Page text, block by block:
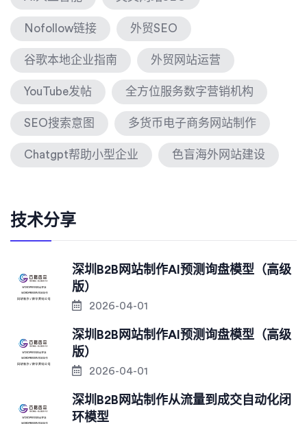
Nofollow链接 外贸SEO
谷歌本地企业指南 外贸网站运营
YouTube发帖 全方位服务数字营销机构
SEO搜索意图 多货币电子商务网站制作
Chatgpt帮助小型企业 色盲海外网站建设
技术分享
深圳B2B网站制作AI预测询盘模型（高级
版）
2026-04-01
深圳B2B网站制作AI预测询盘模型（高级
版）
2026-04-01
深圳B2B网站制作从流量到成交自动化闭
环模型